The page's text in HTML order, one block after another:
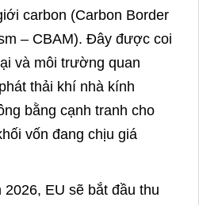
carbon (Carbon Border
– CBAM). Đây được coi
và môi trường quan
thải khí nhà kính
bằng cạnh tranh cho
vốn đang chịu giá
EU sẽ bắt đầu thu